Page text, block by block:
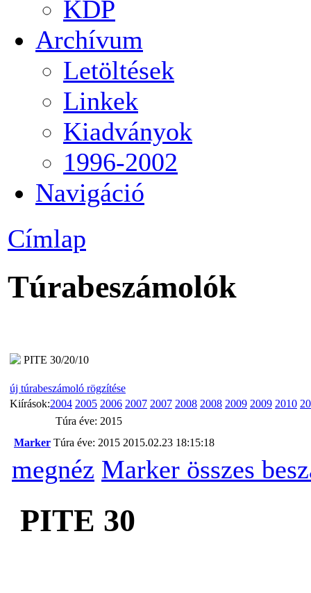
KDP
Archívum
Letöltések
Linkek
Kiadványok
1996-2002
Navigáció
Címlap
Túrabeszámolók
PITE 30/20/10
új túrabeszámoló rögzítése
Kiírások:2004 2005 2006 2007 2007 2008 2008 2009 2009 2010
Túra éve: 2015
Marker Túra éve: 2015 2015.02.23 18:15:18
megnéz Marker összes
PITE 30